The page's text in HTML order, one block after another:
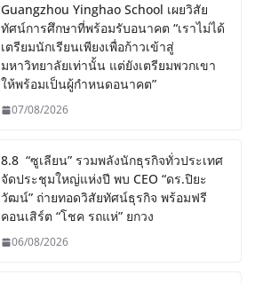
Guangzhou Yinghao School เผยวิสัย
ทัศน์การศึกษาที่พร้อมรับอนาคต “เราไม่ได้
เตรียมนักเรียนเพียงเพื่อก้าวเข้าสู่
มหาวิทยาลัยเท่านั้น แต่ยังเตรียมพวกเขา
ให้พร้อมเป็นผู้กำหนดอนาคต”
07/08/2026
8.8 “ซูเลียน” รวมพลังนักธุรกิจทั่วประเทศ
จัดประชุมใหญ่แห่งปี พบ CEO “ดร.ปิยะ
วัฒน์” ถ่ายทอดวิสัยทัศน์ธุรกิจ พร้อมฟรี
คอนเสิร์ต “โชค รถแห่” ยกวง
06/08/2026